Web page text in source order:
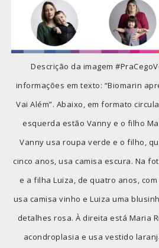
Descrição da imagem
informações em texto: “Biomarin
Vai Além”. Abaixo, em formato
esquerda estão Vanny e o filho
Vanny usa roupa verde e o filho,
cinco anos, usa camisa escura. Na
e a filha Luiza, de quatro anos,
usa camisa vinho e Luiza uma
detalhes rosa. À direita está Maria
acondroplasia e usa vestido